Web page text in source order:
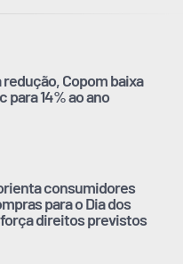
redução, Copom baixa
para 14% ao ano
consumidores
para o Dia dos
direitos previstos